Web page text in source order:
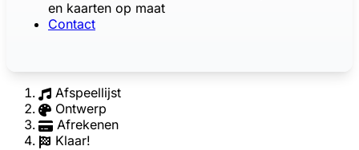
en kaarten op maat
Contact
Afspeellijst
Ontwerp
Afrekenen
Klaar!